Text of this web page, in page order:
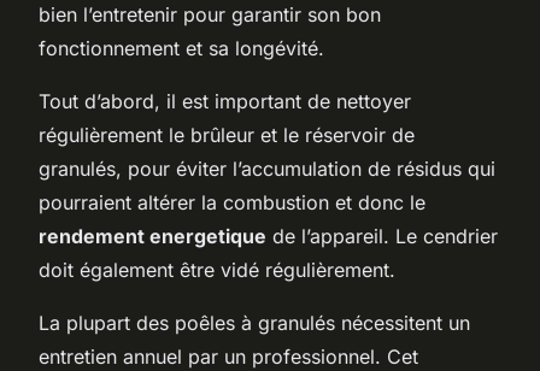
bien l’entretenir pour garantir son bon
fonctionnement et sa longévité.
Tout d’abord, il est important de nettoyer
régulièrement le brûleur et le réservoir de
granulés, pour éviter l’accumulation de résidus qui
pourraient altérer la combustion et donc le
rendement energetique de l’appareil. Le cendrier
doit également être vidé régulièrement.
La plupart des poêles à granulés nécessitent un
entretien annuel par un professionnel. Cet